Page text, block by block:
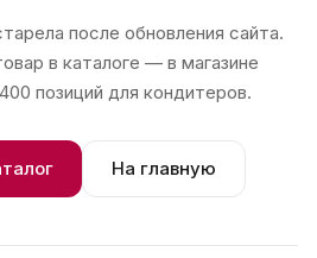
после обновления сайта.
в каталоге — в магазине
позиций для кондитеров.
На главную